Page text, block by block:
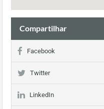
Compartilhar
Facebook
Twitter
LinkedIn